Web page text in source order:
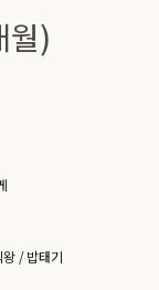
월)
왕 / 밥태기